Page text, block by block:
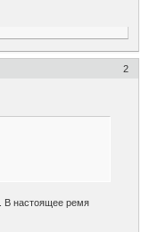
2
В настоящее ремя